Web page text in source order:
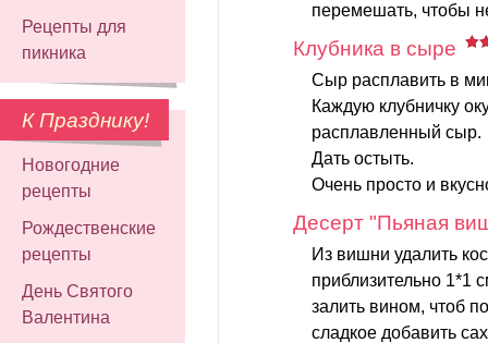
Рецепты для
пикника
К Празднику!
Новогодние
рецепты
Рождественские
рецепты
День Святого
Валентина
перемешать, чтобы
Клубника в сыре
Сыр расплавить в
Каждую клубничку
расплавленный сыр.
Дать остыть.
Очень просто и
Десерт "Пьяная
Из вишни удалить
приблизительно 1*1
залить вином, чтоб
сладкое добавить